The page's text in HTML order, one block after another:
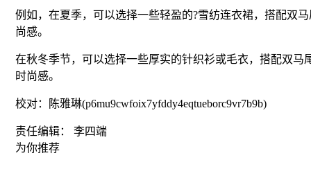
例如，在夏季，可以选择一些轻盈的?雪纺连衣裙，搭配双
尚感。
在秋冬季节，可以选择一些厚实的针织衫或毛衣，搭配双
时尚感。
校对：陈雅琳(p6mu9cwfoix7yfddy4eqtueborc9vr7b9b)
责任编辑： 李四端
为你推荐